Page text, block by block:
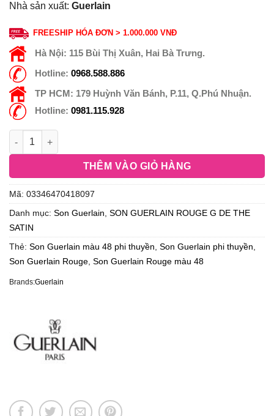
Nhà sản xuất: Guerlain
FREESHIP HÓA ĐƠN > 1.000.000 VNĐ
Hà Nội: 115 Bùi Thị Xuân, Hai Bà Trưng.
Hotline: 0968.588.886
TP HCM: 179 Huỳnh Văn Bánh, P.11, Q.Phú Nhuận.
Hotline: 0981.115.928
THÊM VÀO GIỎ HÀNG
Mã: 03346470418097
Danh mục: Son Guerlain SON GUERLAIN ROUGE G DE THE
SATIN
Thẻ: Son Guerlain màu 48 phi thuyền Son Guerlain phi thuyền
Son Guerlain Rouge Son Guerlain Rouge màu 48
Brands:Guerlain